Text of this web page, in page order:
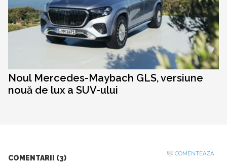
Noul Mercedes-Maybach GLS, versiune
nouă de lux a SUV-ului
COMENTARII (3)
COMENTEAZA